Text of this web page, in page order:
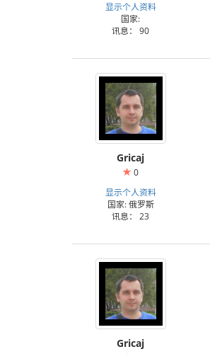
显示个人资料
国家:
讯息： 90
Gricaj
0
显示个人资料
国家: 俄罗斯
讯息： 23
Gricaj